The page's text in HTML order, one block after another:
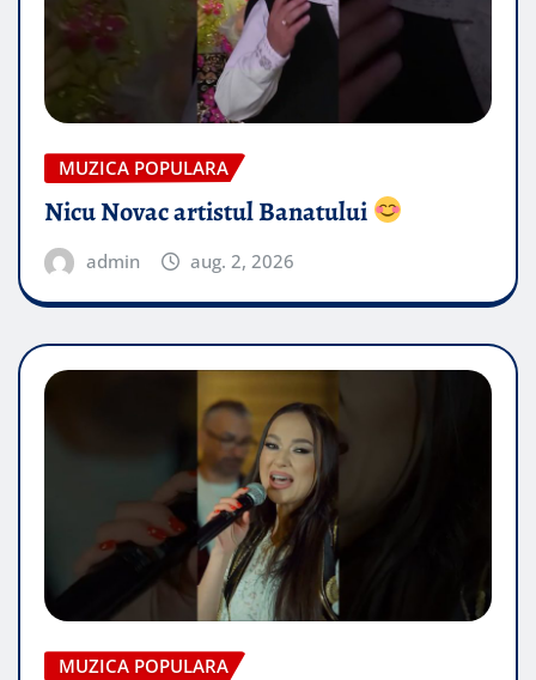
MUZICA POPULARA
Nicu Novac artistul Banatului
admin aug. 2, 2026
MUZICA POPULARA